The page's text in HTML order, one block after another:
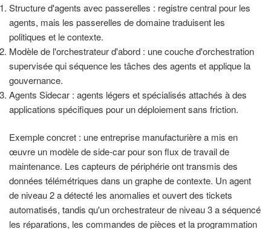
Structure d'agents avec passerelles : registre central pour les
agents, mais les passerelles de domaine traduisent les
politiques et le contexte.
Modèle de l'orchestrateur d'abord : une couche d'orchestration
supervisée qui séquence les tâches des agents et applique la
gouvernance.
Agents Sidecar : agents légers et spécialisés attachés à des
applications spécifiques pour un déploiement sans friction.
Exemple concret : une entreprise manufacturière a mis en
œuvre un modèle de side-car pour son flux de travail de
maintenance. Les capteurs de périphérie ont transmis des
données télémétriques dans un graphe de contexte. Un agent
de niveau 2 a détecté les anomalies et ouvert des tickets
automatisés, tandis qu'un orchestrateur de niveau 3 a séquencé
les réparations, les commandes de pièces et la programmation